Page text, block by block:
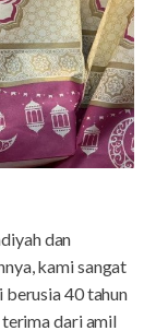
dan
kami sangat
berusia 40 tahun
dari amil